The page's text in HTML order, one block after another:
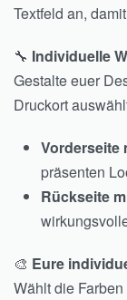
Textfeld an,
🔧 Individuelle
Gestalte euer
Druckort
Vorderseite
präsenten
Rückseite
🎨 Eure
Wählt die